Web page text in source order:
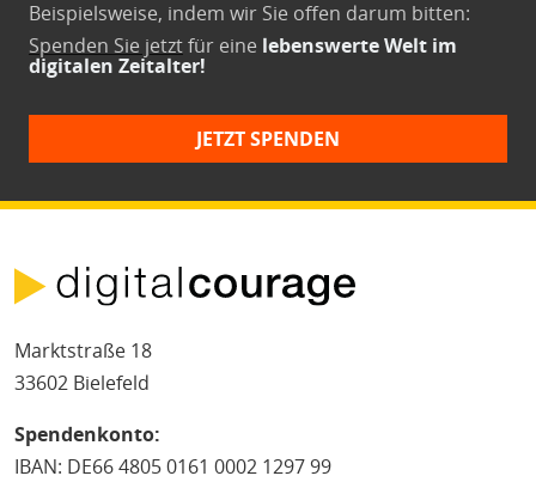
Beispielsweise, indem wir Sie offen darum bitten:
Spenden Sie jetztfür eine lebenswerte Welt im
digitalen Zeitalter!
JETZT SPENDEN
Marktstraße 18
33602 Bielefeld
Spendenkonto:
IBAN: DE66 4805 0161 0002 1297 99